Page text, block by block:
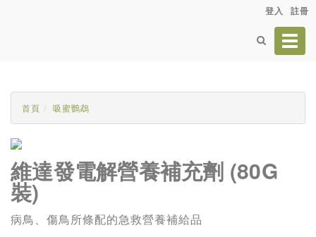
登入 註冊
首頁 吸蜜鸚鵡
維達發電解營養補充劑 (80G
裝)
病鳥、傷鳥所條配的急救營養補給品